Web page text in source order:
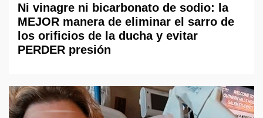
Ni vinagre ni bicarbonato de sodio: la
MEJOR manera de eliminar el sarro de
los orificios de la ducha y evitar
PERDER presión